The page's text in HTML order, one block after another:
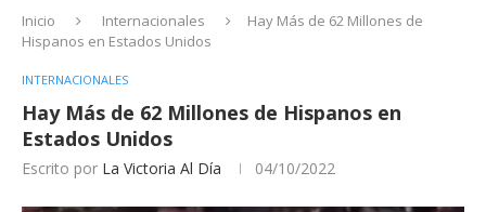
Inicio Internacionales
Hay Más de 62 Millones de
Hispanos en Estados Unidos
INTERNACIONALES
Hay Más de 62 Millones de Hispanos en
Estados Unidos
Escrito por La Victoria Al Día 04/10/2022